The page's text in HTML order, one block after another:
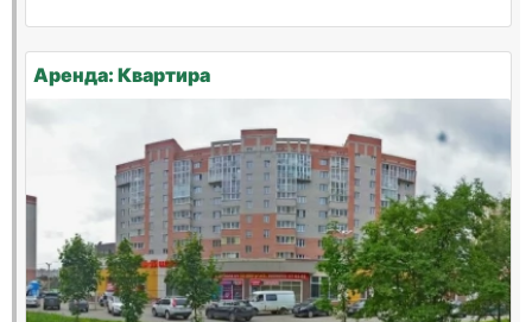
Аренда: Квартира